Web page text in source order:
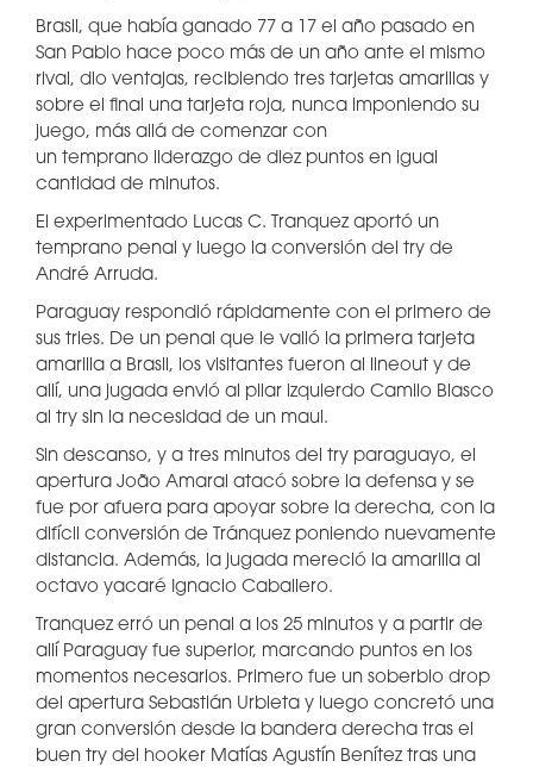
Brasil, que había ganado 77 a 17 el año pasado en
San Pablo hace poco más de un año ante el mismo
rival, dio ventajas, recibiendo tres tarjetas amarillas y
sobre el final una tarjeta roja, nunca imponiendo su
juego, más allá de comenzar con
un temprano liderazgo de diez puntos en igual
cantidad de minutos.
El experimentado Lucas C. Tranquez aportó un
temprano penal y luego la conversión del try de
André Arruda.
Paraguay respondió rápidamente con el primero de
sus tries. De un penal que le valió la primera tarjeta
amarilla a Brasil, los visitantes fueron al lineout y de
allí, una jugada envió al pilar izquierdo Camilo Blasco
al try sin la necesidad de un maul.
Sin descanso, y a tres minutos del try paraguayo, el
apertura João Amaral atacó sobre la defensa y se
fue por afuera para apoyar sobre la derecha, con la
difícil conversión de Tránquez poniendo nuevamente
distancia. Además, la jugada mereció la amarilla al
octavo yacaré Ignacio Caballero.
Tranquez erró un penal a los 25 minutos y a partir de
allí Paraguay fue superior, marcando puntos en los
momentos necesarios. Primero fue un soberbio drop
del apertura Sebastián Urbieta y luego concretó una
gran conversión desde la bandera derecha tras el
buen try del hooker Matías Agustín Benítez tras una